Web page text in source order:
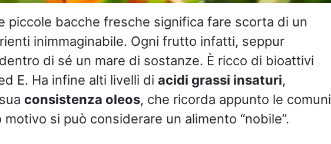
piccole bacche fresche significa fare scorta di un
inimmaginabile. Ogni frutto infatti, seppur
di sé un mare di sostanze. È ricco di bioattivi
E. Ha infine alti livelli di acidi grassi insaturi,
consistenza oleos, che ricorda appunto le comuni
si può considerare un alimento “nobile”.